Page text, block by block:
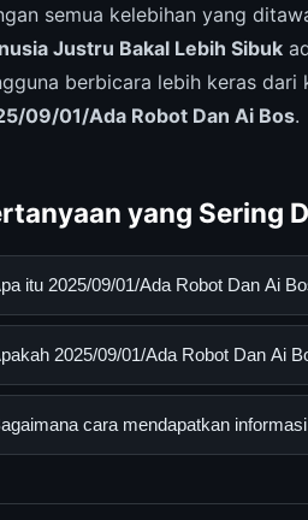
semua kelebihan yang
Justru Bakal Lebih Sibuk
berbicara lebih keras
09/01/Ada Robot Dan Ai Bos.
yang Sering
itu 2025/09/01/Ada Robot Dan Ai
09/01/Ada Robot Dan Ai Bos
dan mengikuti panduan yang
2025/09/01/Ada Robot Dan Ai
2025/09/01/Ada Robot Dan Ai Bos
cara mendapatkan